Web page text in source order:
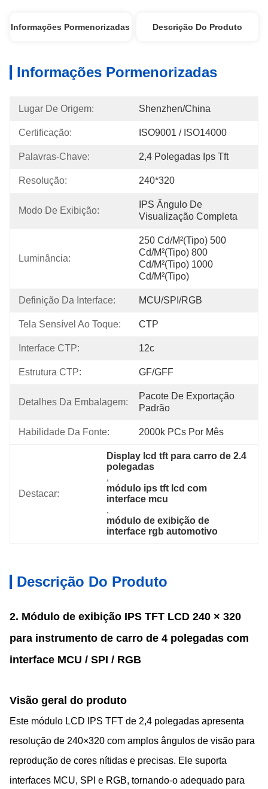
Informações Pormenorizadas Descrição Do Produto
Informações Pormenorizadas
Lugar De Origem: Shenzhen/China
Certificação: ISO9001 / ISO14000
Palavras-Chave: 2,4 Polegadas Ips Tft
Resolução: 240*320
Modo De Exibição:
IPS Ângulo De
Visualização Completa
Luminância:
250 Cd/m²(Tipo) 500
Cd/m²(Tipo) 800
Cd/m²(Tipo) 1000
Cd/m²(Tipo)
Definição Da Interface: MCU/SPI/RGB
Tela Sensível Ao Toque: CTP
Interface CTP: 12c
Estrutura CTP: GF/GFF
Detalhes Da Embalagem:
Pacote De Exportação
Padrão
Habilidade Da Fonte: 2000k PCs Por Mês
Destacar:
Display lcd tft para carro de 2.4
polegadas
,
módulo ips tft lcd com
interface mcu
,
módulo de exibição de
interface rgb automotivo
Descrição Do Produto
2. Módulo de exibição IPS TFT LCD 240 × 320
para instrumento de carro de 4 polegadas com
interface MCU / SPI / RGB
Visão geral do produto
Este módulo LCD IPS TFT de 2,4 polegadas apresenta
resolução de 240×320 com amplos ângulos de visão para
reprodução de cores nítidas e precisas. Ele suporta
interfaces MCU, SPI e RGB, tornando-o adequado para